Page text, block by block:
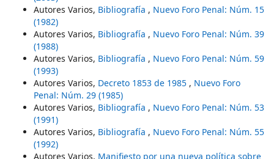
Autores Varios, Bibliografía , Nuevo Foro Penal: Núm. 15
(1982)
Autores Varios, Bibliografía , Nuevo Foro Penal: Núm. 39
(1988)
Autores Varios, Bibliografía , Nuevo Foro Penal: Núm. 59
(1993)
Autores Varios, Decreto 1853 de 1985 , Nuevo Foro
Penal: Núm. 29 (1985)
Autores Varios, Bibliografía , Nuevo Foro Penal: Núm. 53
(1991)
Autores Varios, Bibliografía , Nuevo Foro Penal: Núm. 55
(1992)
Autores Varios, Manifiesto por una nueva política sobre